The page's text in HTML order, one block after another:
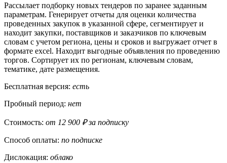
Рассылает подборку новых тендеров по заранее заданным
параметрам. Генерирует отчеты для оценки количества
проведенных закупок в указанной сфере, сегментирует и
находит закупки, поставщиков и заказчиков по ключевым
словам с учетом региона, цены и сроков и выгружает отчет в
формате excel. Находит выгодные объявления по проведению
торгов. Сортирует их по регионам, ключевым словам,
тематике, дате размещения.
Бесплатная версия: есть
Пробный период: нет
Стоимость: от 12 900 ₽ за подписку
Способ оплаты: по подписке
Дислокация: облако